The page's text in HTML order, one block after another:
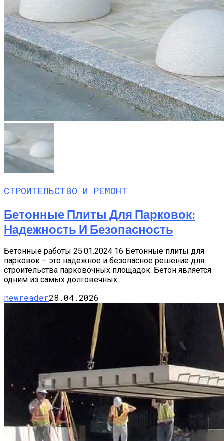
СТРОИТЕЛЬСТВО И РЕМОНТ
Бетонные Плиты Для Парковок:
Надежность И Безопасность
Бетонные работы 25.01.2024 16 Бетонные плиты для
парковок – это надежное и безопасное решение для
строительства парковочных площадок. Бетон является
одним из самых долговечных...
newreader28.04.2026